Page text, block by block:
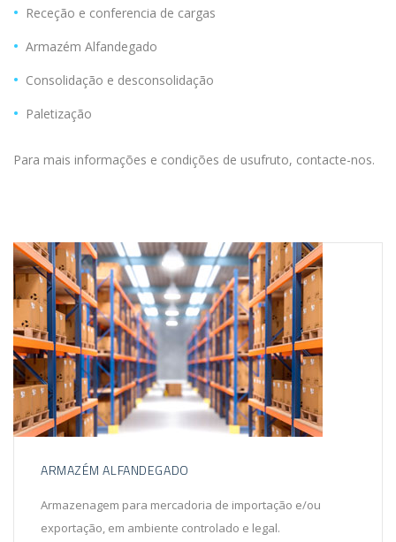
Receção e conferencia de cargas
Armazém Alfandegado
Consolidação e desconsolidação
Paletização
Para mais informações e condições de usufruto, contacte-nos.
ARMAZÉM ALFANDEGADO
Armazenagem para mercadoria de importação e/ou
exportação, em ambiente controlado e legal.